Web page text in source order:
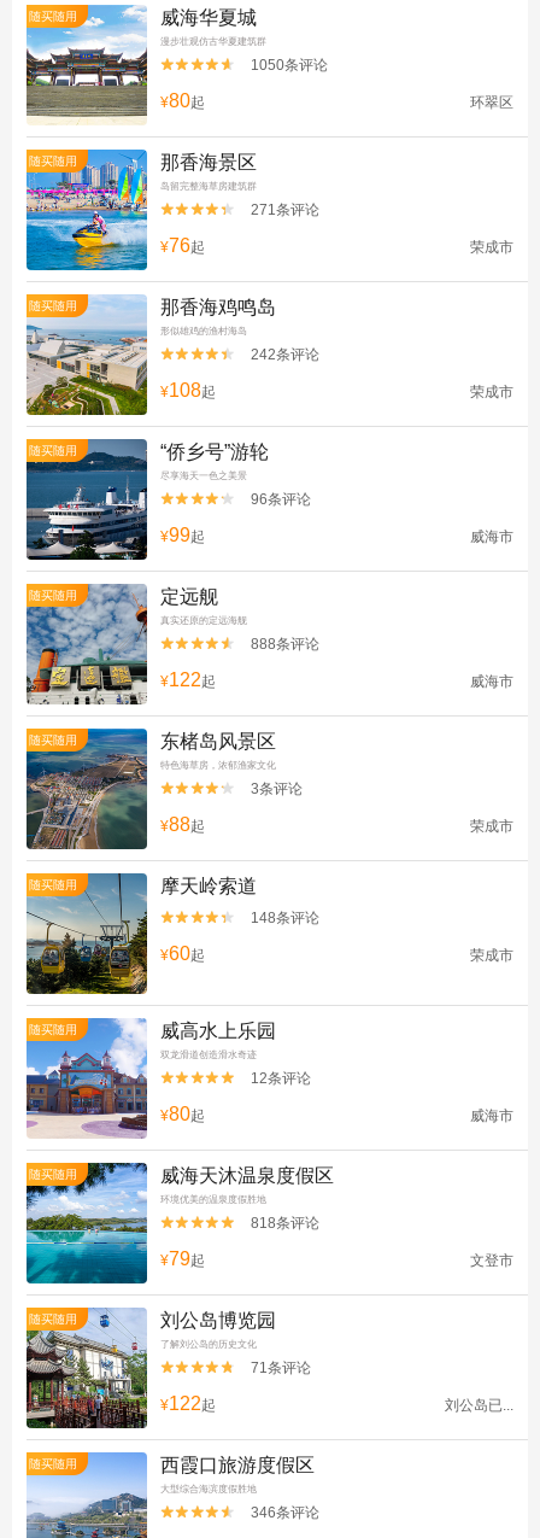
随买随用 威海华夏城
漫步壮观仿古华夏建筑群

 1050条评论
¥80起 环翠区
随买随用 那香海景区
岛留完整海草房建筑群

 271条评论
¥76起 荣成市
随买随用 那香海鸡鸣岛
形似雄鸡的渔村海岛

 242条评论
¥108起 荣成市
随买随用 “侨乡号”游轮
尽享海天一色之美景

 96条评论
¥99起 威海市
随买随用 定远舰
真实还原的定远海舰

 888条评论
¥122起 威海市
随买随用 东楮岛风景区
特色海草房，浓郁渔家文化

 3条评论
¥88起 荣成市
随买随用 摩天岭索道

 148条评论
¥60起 荣成市
随买随用 威高水上乐园
双龙滑道创造滑水奇迹

 12条评论
¥80起 威海市
随买随用 威海天沐温泉度假区
环境优美的温泉度假胜地

 818条评论
¥79起 文登市
随买随用 刘公岛博览园
了解刘公岛的历史文化

 71条评论
¥122起 刘公岛已...
随买随用 西霞口旅游度假区
大型综合海滨度假胜地

 346条评论